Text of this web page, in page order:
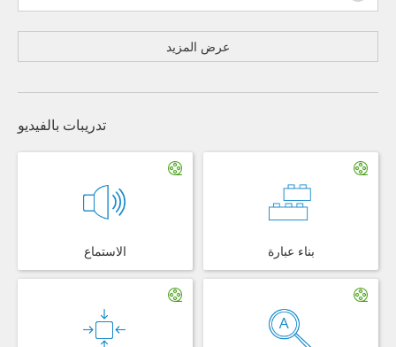
عرض المزيد
تدريبات بالفيديو
الاستماع بناء عبارة